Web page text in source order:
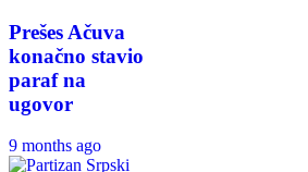
Prešes Ačuva
konačno stavio
paraf na
ugovor
9 months ago